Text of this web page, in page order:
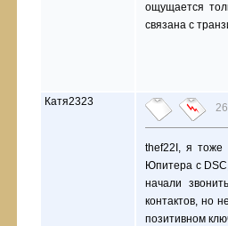
ощущается
связана с
Катя2323
thef22I, я тоже
Юпитера с
начали
контактов, но
позитивном